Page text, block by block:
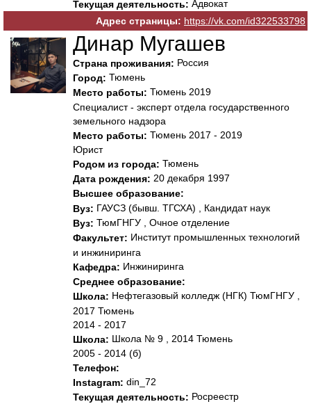
Текущая деятельность: Адвокат
Адрес страницы: https://vk.com/id322533798
Динар Мугашев
Страна проживания: Россия
Город: Тюмень
Место работы: Тюмень 2019
Специалист - эксперт отдела государственного
земельного надзора
Место работы: Тюмень 2017 - 2019
Юрист
Родом из города: Тюмень
Дата рождения: 20 декабря 1997
Высшее образование:
Вуз: ГАУСЗ (бывш. ТГСХА) , Кандидат наук
Вуз: ТюмГНГУ , Очное отделение
Факультет: Институт промышленных технологий
и инжиниринга
Кафедра: Инжиниринга
Среднее образование:
Школа: Нефтегазовый колледж (НГК) ТюмГНГУ ,
2017 Тюмень
2014 - 2017
Школа: Школа № 9 , 2014 Тюмень
2005 - 2014 (б)
Телефон:
Instagram: din_72
Текущая деятельность: Росреестр